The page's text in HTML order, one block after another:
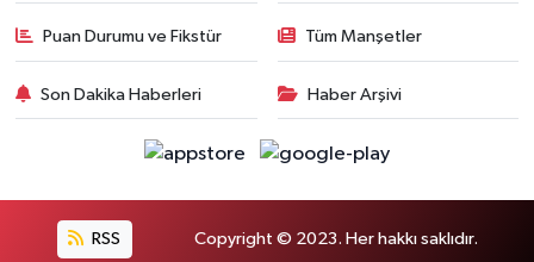
Puan Durumu ve Fikstür Tüm Manşetler
Son Dakika Haberleri Haber Arşivi
RSS Copyright © 2023. Her hakkı saklıdır.